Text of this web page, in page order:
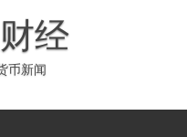
经
币新闻